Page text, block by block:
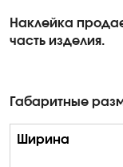
Наклейка
часть изделия.
Габаритные
Ширина